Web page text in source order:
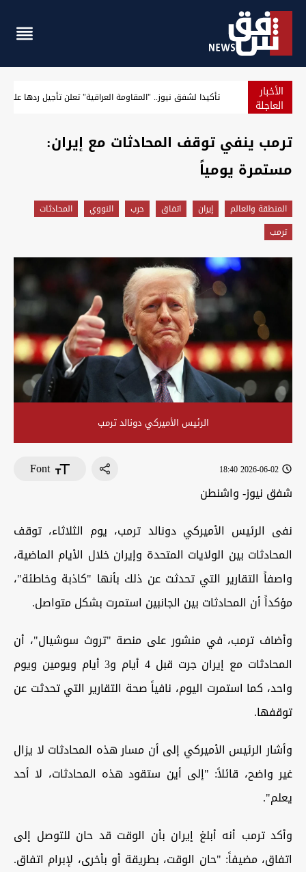
الأخبار
العاجلة واشنطن تفرض عقوبات على منصات لـ"عملات مشفرة" تمول
ترمب ينفي توقف المحادثات مع إيران:
مستمرة يومياً
المنطقة والعالم إيران اتفاق حرب النووي
المحادثات
ترمب
الرئيس الأميركي دونالد ترمب
2026-06-02 18:40
Font
شفق نيوز- واشنطن
نفى الرئيس الأميركي دونالد ترمب، يوم الثلاثاء، توقف
المحادثات بين الولايات المتحدة وإيران خلال الأيام الماضية،
واصفاً التقارير التي تحدثت عن ذلك بأنها "كاذبة وخاطئة"،
مؤكداً أن المحادثات بين الجانبين استمرت بشكل متواصل.
وأضاف ترمب، في منشور على منصة "تروث سوشيال"، أن
المحادثات مع إيران جرت قبل 4 أيام و3 أيام ويومين ويوم
واحد، كما استمرت اليوم، نافياً صحة التقارير التي تحدثت عن
توقفها.
وأشار الرئيس الأميركي إلى أن مسار هذه المحادثات لا يزال
غير واضح، قائلاً: "إلى أين ستقود هذه المحادثات، لا أحد
يعلم".
وأكد ترمب أنه أبلغ إيران بأن الوقت قد حان للتوصل إلى
اتفاق، مضيفاً: "حان الوقت، بطريقة أو بأخرى، لإبرام اتفاق.